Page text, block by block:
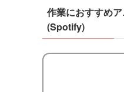
作業におすすめ
(Spotify)